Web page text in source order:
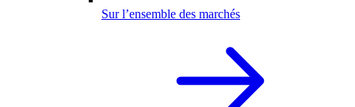
Sur l’ensemble des marchés